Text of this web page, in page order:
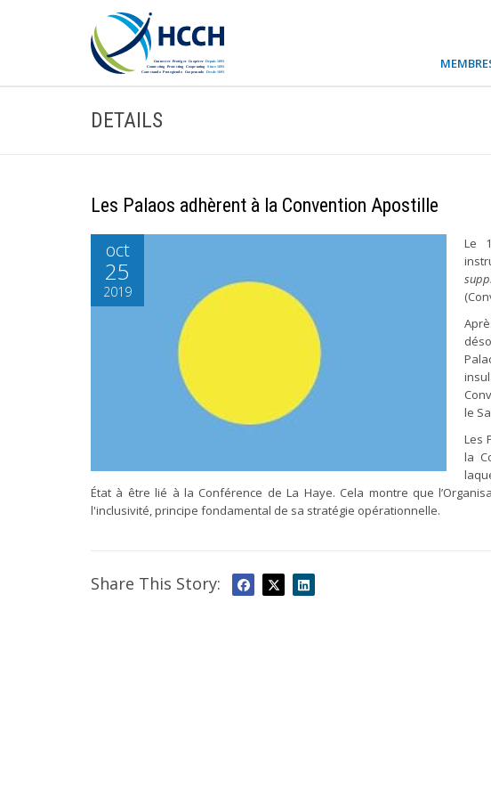
DETAILS
Les Palaos adhèrent à la Convention Apostille
oct
25
2019
Le
le
Les
la
État à être lié à la Conférence de La Haye. Cela montre que
l'inclusivité, principe fondamental de sa stratégie opérationnelle.
Share This Story: